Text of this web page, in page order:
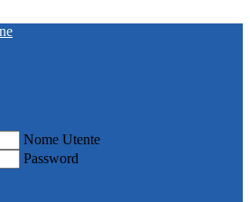
Nome Utente
Password